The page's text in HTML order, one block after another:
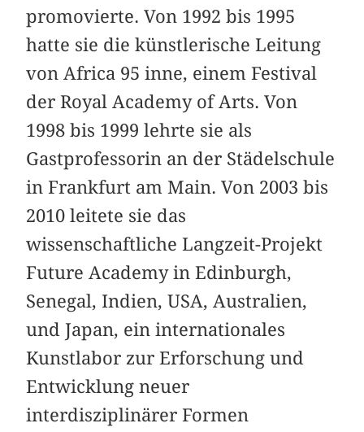
promovierte. Von 1992 bis 1995
hatte sie die künstlerische Leitung
von Africa 95 inne, einem Festival
der Royal Academy of Arts. Von
1998 bis 1999 lehrte sie als
Gastprofessorin an der Städelschule
in Frankfurt am Main. Von 2003 bis
2010 leitete sie das
wissenschaftliche Langzeit-Projekt
Future Academy in Edinburgh,
Senegal, Indien, USA, Australien,
und Japan, ein internationales
Kunstlabor zur Erforschung und
Entwicklung neuer
interdisziplinärer Formen